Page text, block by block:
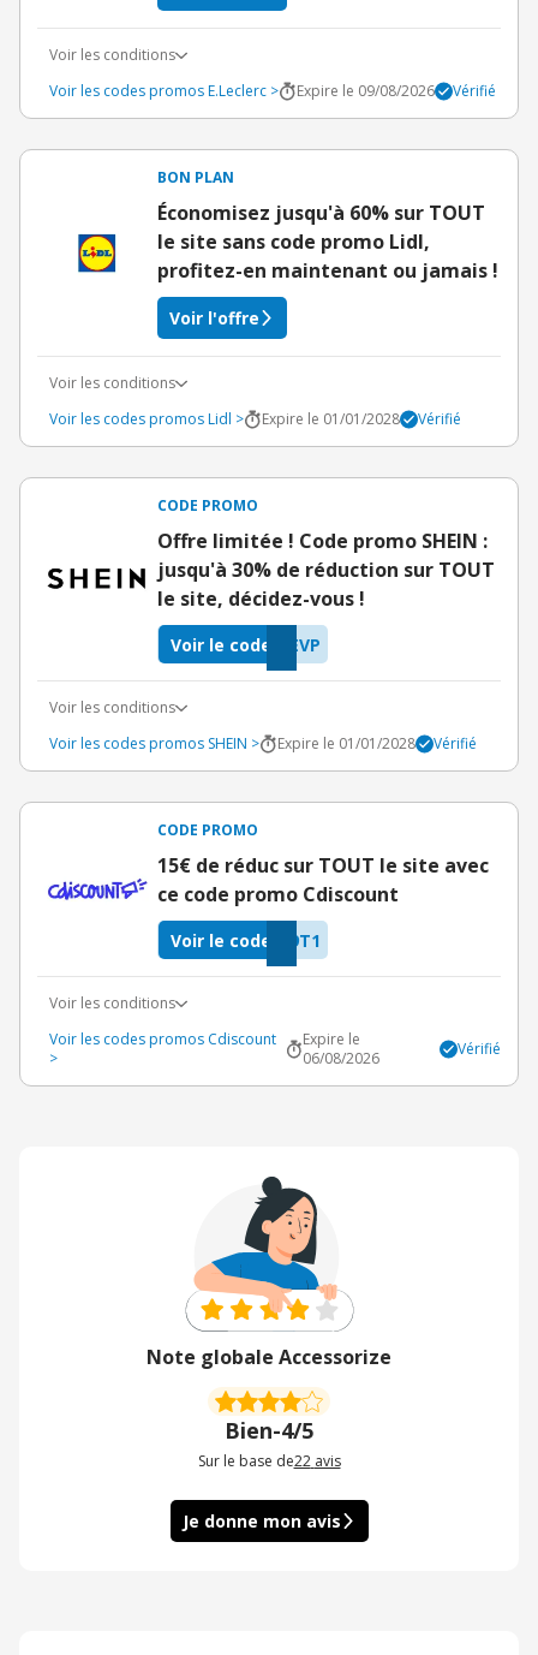
Voir les conditions
Voir les codes promos E.Leclerc >
Expire le 09/08/2026 Vérifié
BON PLAN
Économisez jusqu'à 60% sur TOUT
le site sans code promo Lidl,
profitez-en maintenant ou jamais !
Voir l'offre
Voir les conditions
Voir les codes promos Lidl >
Expire le 01/01/2028 Vérifié
CODE PROMO
Offre limitée ! Code promo SHEIN :
jusqu'à 30% de réduction sur TOUT
le site, décidez-vous !
EVP
Voir le code
Voir les conditions
Voir les codes promos SHEIN >
Expire le 01/01/2028 Vérifié
CODE PROMO
15€ de réduc sur TOUT le site avec
ce code promo Cdiscount
9T1
Voir le code
Voir les conditions
Voir les codes promos Cdiscount
>
Expire le
06/08/2026
Vérifié
Note globale Accessorize
Bien-4/5
Sur le base de22 avis
Je donne mon avis